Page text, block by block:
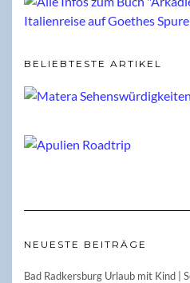
BELIEBTESTE ARTIKEL
NEUESTE BEITRÄGE
Bad Radkersburg Urlaub mit Kind |